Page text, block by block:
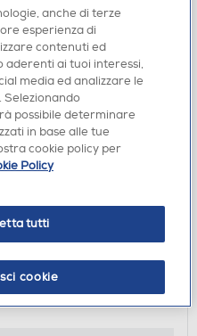
400 Pro-
anche di terze
esperienza di
contenuti ed
aderenti ai tuoi interessi,
media ed analizzare le
Selezionando
possibile determinare
in base alle tue
cookie policy per
Policy
tutti
cookie